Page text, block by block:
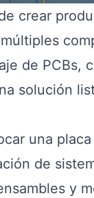
crear
de PCBs,
solución
una
de
y